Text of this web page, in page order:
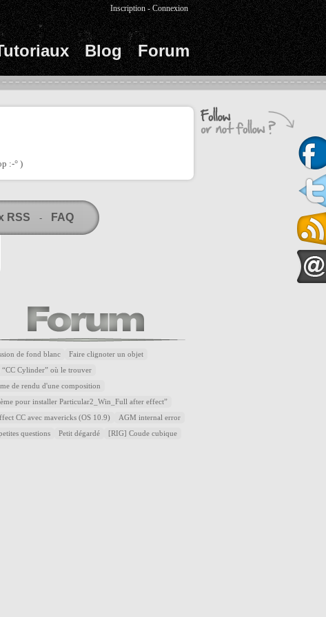
Blog Forum
Inscription -Connexion
:-° )
RSS - FAQ
de fond blanc Faire clignoter un objet
Cylinder” où le trouver
de rendu d'une composition
pour installer Particular2_Win_Full after effect”
CC avec mavericks (OS 10.9) AGM internal error
questions Petit dégardé [RIG] Coude cubique